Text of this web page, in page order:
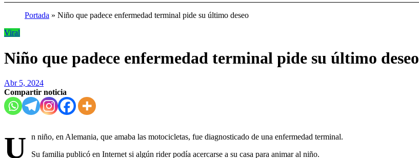
Portada » Niño que padece enfermedad terminal pide su último deseo
Viral
Niño que padece enfermedad terminal pide su último deseo
Abr 5, 2024
Compartir noticia
U
n niño, en Alemania, que amaba las motocicletas, fue diagnosticado de una enfermedad terminal.
Su familia publicó en Internet si algún rider podía acercarse a su casa para animar al niño.